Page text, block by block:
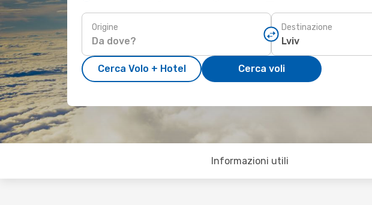
Origine Destinazione
Cerca Volo + Hotel Cerca voli
Informazioni utili